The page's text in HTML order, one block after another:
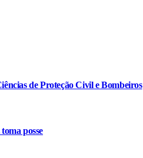
de Proteção Civil e Bombeiros
posse